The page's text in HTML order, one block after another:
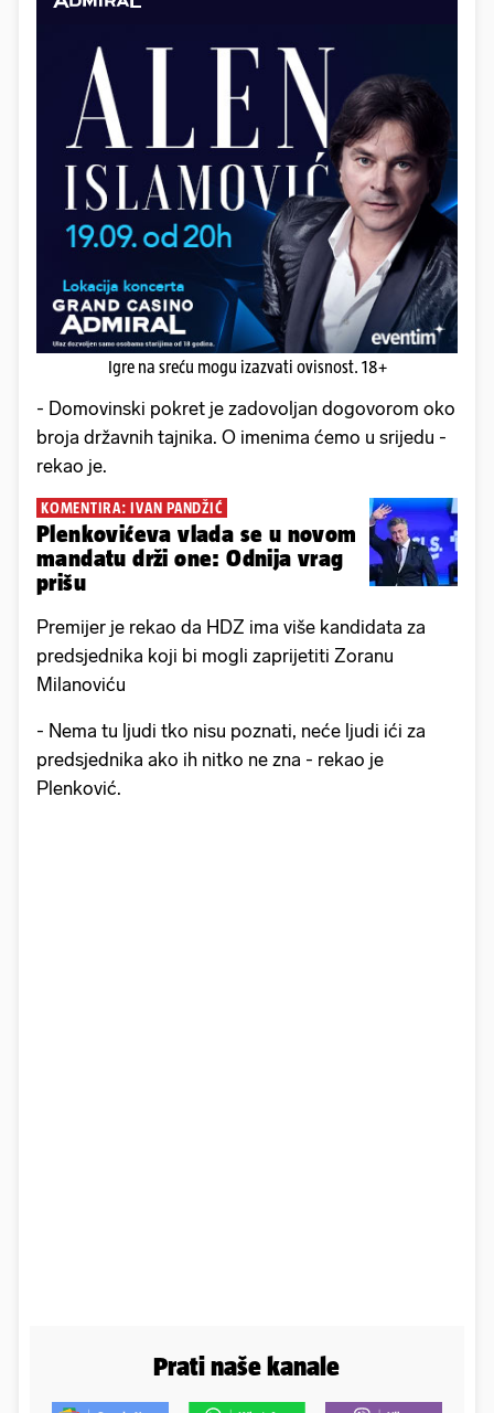
Igre na sreću mogu izazvati ovisnost. 18+
- Domovinski pokret je zadovoljan dogovorom oko
broja državnih tajnika. O imenima ćemo u srijedu -
rekao je.
KOMENTIRA: IVAN PANDŽIĆ
Plenkovićeva vlada se u novom
mandatu drži one: Odnija vrag
prišu
Premijer je rekao da HDZ ima više kandidata za
predsjednika koji bi mogli zaprijetiti Zoranu
Milanoviću
- Nema tu ljudi tko nisu poznati, neće ljudi ići za
predsjednika ako ih nitko ne zna - rekao je
Plenković.
Prati naše kanale